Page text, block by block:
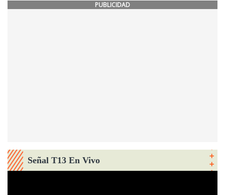
PUBLICIDAD
Señal T13 En Vivo